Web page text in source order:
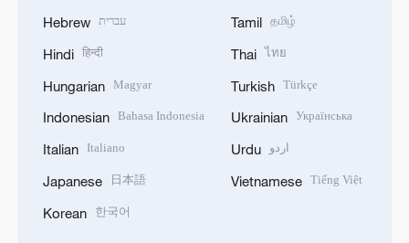
Hebrew עברית
Hindi हिन्दी
Hungarian Magyar
Indonesian Bahasa Indonesia
Italian Italiano
Japanese 日本語
Korean 한국어
Tamil தமிழ்
Thai ไทย
Turkish Türkçe
Ukrainian Українська
Urdu اردو
Vietnamese Tiếng Việt